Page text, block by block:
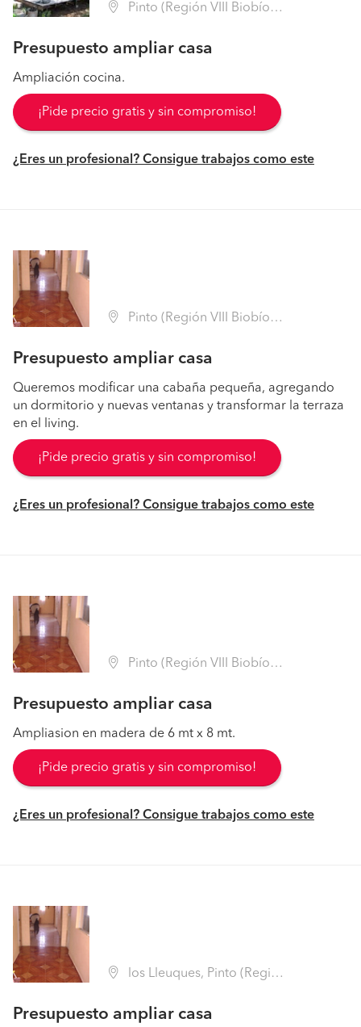
Pinto (Región VIII Biobío - Ñuble)
Presupuesto ampliar casa
Ampliación cocina.
¡Pide precio gratis y sin compromiso!
¿Eres un profesional? Consigue trabajos como este
Pinto (Región VIII Biobío - Ñuble)
Presupuesto ampliar casa
Queremos modificar una cabaña pequeña, agregando
un dormitorio y nuevas ventanas y transformar la terraza
en el living.
¡Pide precio gratis y sin compromiso!
¿Eres un profesional? Consigue trabajos como este
Pinto (Región VIII Biobío - Ñuble)
Presupuesto ampliar casa
Ampliasion en madera de 6 mt x 8 mt.
¡Pide precio gratis y sin compromiso!
¿Eres un profesional? Consigue trabajos como este
los Lleuques, Pinto (Región VIII Biobío - Ñuble)
Presupuesto ampliar casa